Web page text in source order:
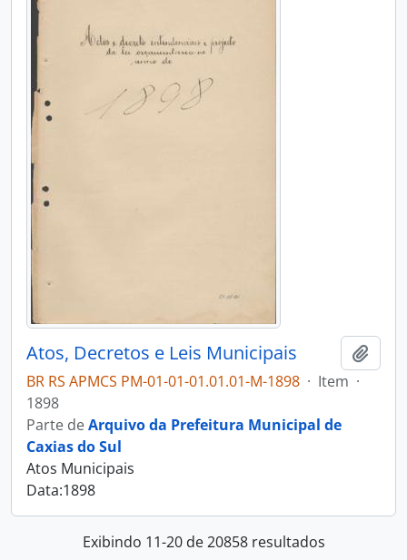
Atos, Decretos e Leis Municipais
BR RS APMCS PM-01-01-01.01.01-M-1898 · Item ·
1898
Parte deArquivo da Prefeitura Municipal de
Caxias do Sul
Atos Municipais
Data:1898
Exibindo 11-20 de 20858 resultados